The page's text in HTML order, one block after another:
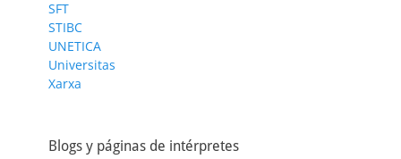
SFT
STIBC
UNETICA
Universitas
Xarxa
Blogs y páginas de intérpretes